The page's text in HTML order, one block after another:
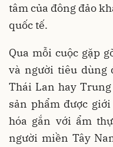
tâm của đông đảo
quốc tế.
Qua mỗi cuộc gặp
và người tiêu dùng
Thái Lan hay
sản phẩm được
hóa gắn với ẩm
người miền Tây